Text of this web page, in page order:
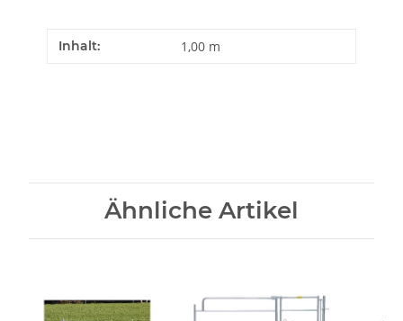
Inhalt: 1,00 m
Ähnliche Artikel